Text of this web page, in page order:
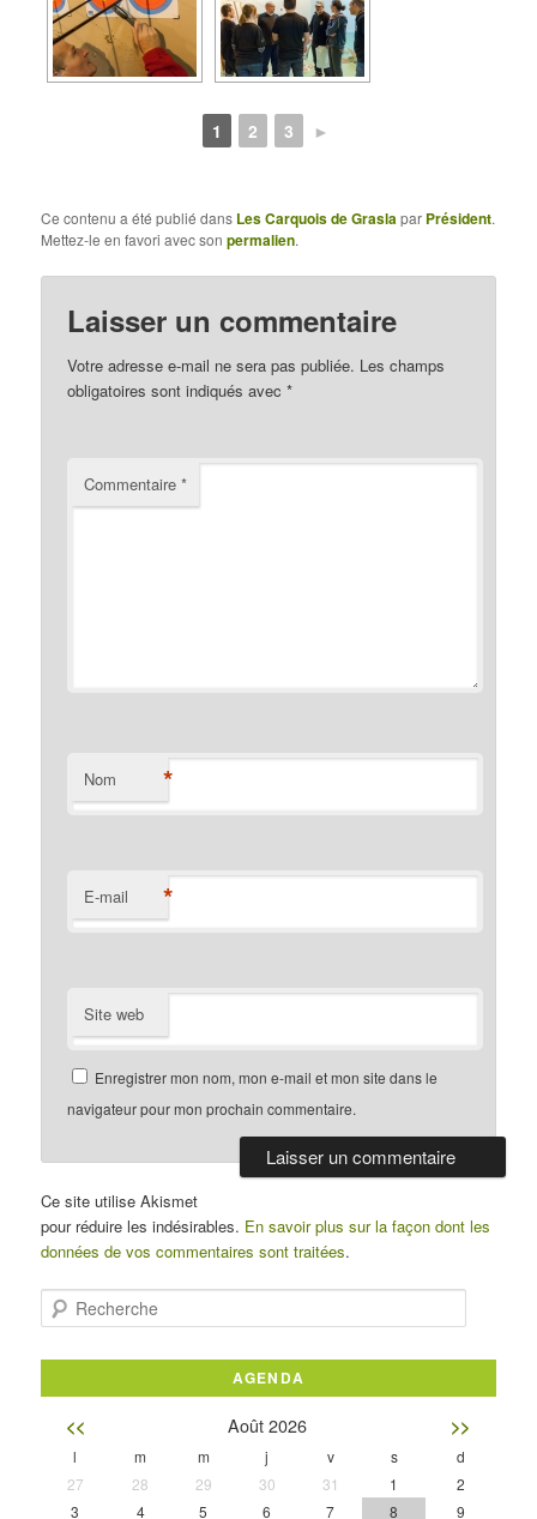
1 2 3 ►
Ce contenu a été publié dans Les Carquois de Graslapar Président.
Mettez-le en favori avec sonpermalien.
Laisser un commentaire
Votre adresse e-mail ne sera pas publiée. Les champs
obligatoires sont indiqués avec*
Commentaire*
Nom *
E-mail *
Site web
Enregistrer mon nom, mon e-mail et mon site dans le
navigateur pour mon prochain commentaire.
Ce site utilise Akismet
pour réduire les indésirables. En savoir plus sur la façon dont les
données de vos commentaires sont traitées.
Recherche
AGENDA
<< Août 2026 >>
l m m j v s
d
27
28 29 30 31 1
2
3
4 5 6 7 8 9